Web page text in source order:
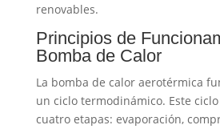
renovables.
Principios de
Bomba de Calor
La bomba de calor aerotérmica
un ciclo termodinámico. Este
cuatro etapas: evaporación,